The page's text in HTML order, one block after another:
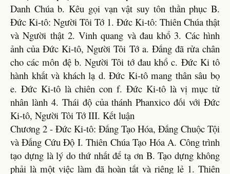
Danh Chúa b. Kêu gọi vạn vật suy tôn thần phục B.
Đức Ki-tô: Người Tôi Tớ 1. Đức Ki-tô: Thiên Chúa thật
và Người thật 2. Vinh quang và đau khổ 3. Các hình
ảnh của Đức Ki-tô, Người Tôi Tớ a. Đấng đã rửa chân
cho các môn đệ b. Người Tôi tớ đau khổ c. Đức Ki tô
hành khất và khách lạ d. Đức Ki-tô mang thân sâu bọ
e. Đức Ki-tô là chiên con f. Đức Ki-tô là vị mục tử
nhân lành 4. Thái độ của thánh Phanxico đối với Đức
Ki-tô, Người Tôi Tớ III. Kết luận
Chương 2 - Đức Ki-tô: Đấng Tạo Hóa, Đấng Chuộc Tội
và Đấng Cứu Độ I. Thiên Chúa Tạo Hóa A. Công trình
tạo dựng là lý do thứ nhất để tạ ơn B. Tạo dựng không
phải là một việc làm đã hoàn tất và riêng lẻ 1. Thiên